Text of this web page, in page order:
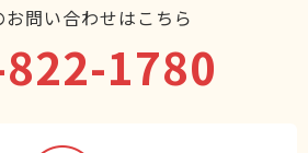
お問い合わせはこちら
1780